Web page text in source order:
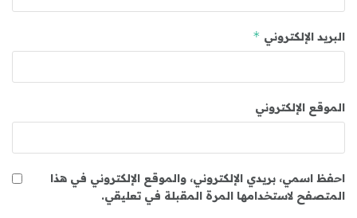
البريد الإلكتروني *
الموقع الإلكتروني
احفظ اسمي، بريدي الإلكتروني، والموقع الإلكتروني في هذا
المتصفح لاستخدامها المرة المقبلة في تعليقي.